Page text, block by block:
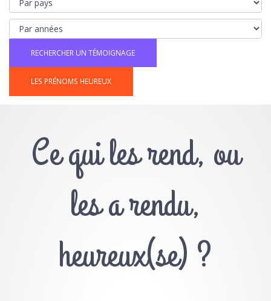
LES PRÉNOMS HEUREUX
Ce qui les rend, ou
les a rendu,
heureux(se) ?